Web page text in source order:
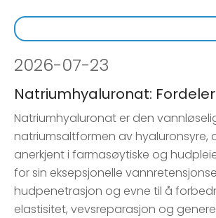
2026-07-23
Natriumhyaluronat er den
natriumsaltformen av hyaluronsyre,
anerkjent i farmasøytiske og
for sin eksepsjonelle
hudpenetrasjon og evne til å
elastisitet, vevsreparasjon og